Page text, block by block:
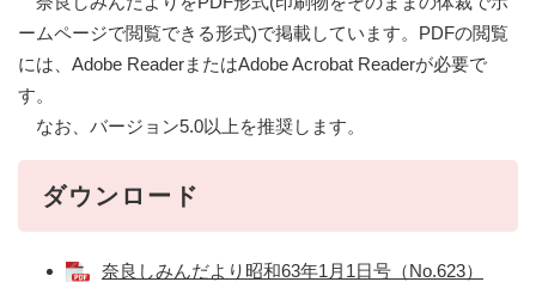
ームページで閲覧できる形式)で掲載しています。PDFの閲覧
には、Adobe ReaderまたはAdobe Acrobat Readerが必要で
す。
なお、バージョン5.0以上を推奨します。
ダウンロード
奈良しみんだより昭和63年1月1日号（No.623）